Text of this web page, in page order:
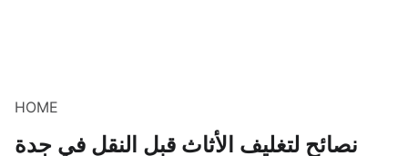
HOME
نصائح لتغليف الأثاث قبل النقل في جدة